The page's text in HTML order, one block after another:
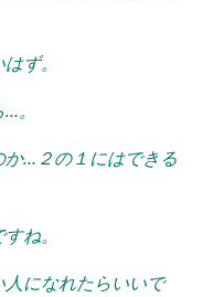
ず。
。
…２の１にはできる
ね。
になれたらいいで